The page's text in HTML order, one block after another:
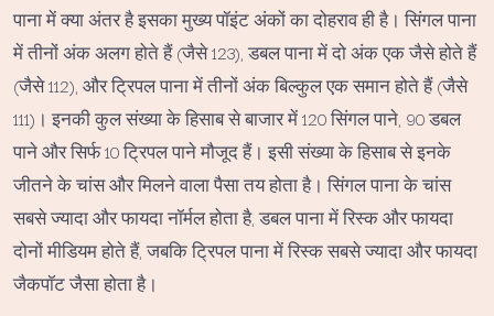
पाना में क्या अंतर है इसका मुख्य पॉइंट अंकों का दोहराव ही है। सिंगल पाना
में तीनों अंक अलग होते हैं (जैसे 123), डबल पाना में दो अंक एक जैसे होते हैं
(जैसे 112), और ट्रिपल पाना में तीनों अंक बिल्कुल एक समान होते हैं (जैसे
111)। इनकी कुल संख्या के हिसाब से बाजार में 120 सिंगल पाने, 90 डबल
पाने और सिर्फ 10 ट्रिपल पाने मौजूद हैं। इसी संख्या के हिसाब से इनके
जीतने के चांस और मिलने वाला पैसा तय होता है। सिंगल पाना के चांस
सबसे ज्यादा और फायदा नॉर्मल होता है, डबल पाना में रिस्क और फायदा
दोनों मीडियम होते हैं, जबकि ट्रिपल पाना में रिस्क सबसे ज्यादा और फायदा
जैकपॉट जैसा होता है।